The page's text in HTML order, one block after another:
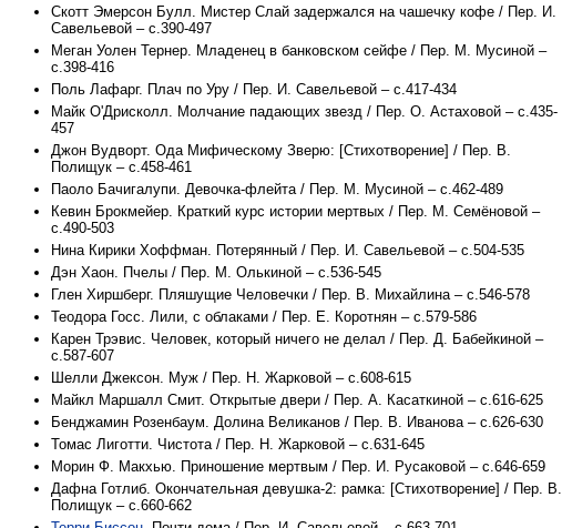
Скотт Эмерсон Булл. Мистер Слай задержался на чашечку кофе / Пер. И.
Савельевой – с.390-497
Меган Уолен Тернер. Младенец в банковском сейфе / Пер. М. Мусиной –
с.398-416
Поль Лафарг. Плач по Уру / Пер. И. Савельевой – с.417-434
Майк О'Дрисколл. Молчание падающих звезд / Пер. О. Астаховой – с.435-
457
Джон Вудворт. Ода Мифическому Зверю: [Стихотворение] / Пер. В.
Полищук – с.458-461
Паоло Бачигалупи. Девочка-флейта / Пер. М. Мусиной – с.462-489
Кевин Брокмейер. Краткий курс истории мертвых / Пер. М. Семёновой –
с.490-503
Нина Кирики Хоффман. Потерянный / Пер. И. Савельевой – с.504-535
Дэн Хаон. Пчелы / Пер. М. Олькиной – с.536-545
Глен Хиршберг. Пляшущие Человечки / Пер. В. Михайлина – с.546-578
Теодора Госс. Лили, с облаками / Пер. Е. Коротнян – с.579-586
Карен Трэвис. Человек, который ничего не делал / Пер. Д. Бабейкиной –
с.587-607
Шелли Джексон. Муж / Пер. Н. Жарковой – с.608-615
Майкл Маршалл Смит. Открытые двери / Пер. А. Касаткиной – с.616-625
Бенджамин Розенбаум. Долина Великанов / Пер. В. Иванова – с.626-630
Томас Лиготти. Чистота / Пер. Н. Жарковой – с.631-645
Морин Ф. Макхью. Приношение мертвым / Пер. И. Русаковой – с.646-659
Дафна Готлиб. Окончательная девушка-2: рамка: [Стихотворение] / Пер. В.
Полищук – с.660-662